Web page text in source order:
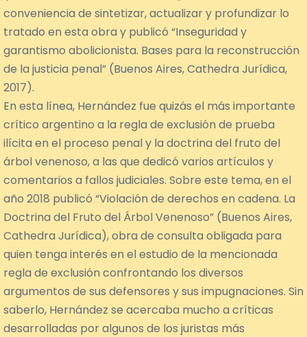
conveniencia de sintetizar, actualizar y profundizar lo
tratado en esta obra y publicó “Inseguridad y
garantismo abolicionista. Bases para la reconstrucción
de la justicia penal” (Buenos Aires, Cathedra Jurídica,
2017).
En esta línea, Hernández fue quizás el más importante
crítico argentino a la regla de exclusión de prueba
ilícita en el proceso penal y la doctrina del fruto del
árbol venenoso, a las que dedicó varios artículos y
comentarios a fallos judiciales. Sobre este tema, en el
año 2018 publicó “Violación de derechos en cadena. La
Doctrina del Fruto del Árbol Venenoso” (Buenos Aires,
Cathedra Jurídica), obra de consulta obligada para
quien tenga interés en el estudio de la mencionada
regla de exclusión confrontando los diversos
argumentos de sus defensores y sus impugnaciones. Sin
saberlo, Hernández se acercaba mucho a críticas
desarrolladas por algunos de los juristas más